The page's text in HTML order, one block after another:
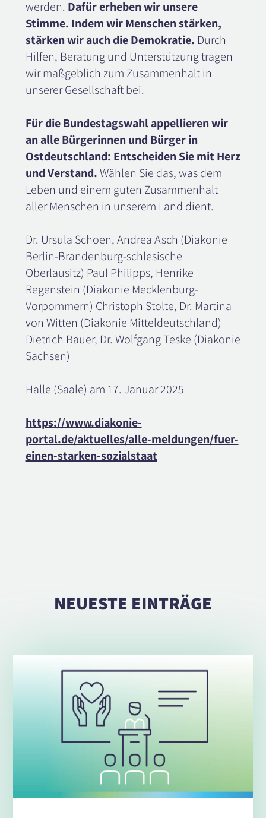
werden. Dafür erheben wir unsere
Stimme. Indem wir Menschen stärken,
stärken wir auch die Demokratie. Durch
Hilfen, Beratung und Unterstützung tragen
wir maßgeblich zum Zusammenhalt in
unserer Gesellschaft bei.
Für die Bundestagswahl appellieren wir
an alle Bürgerinnen und Bürger in
Ostdeutschland: Entscheiden Sie mit Herz
und Verstand.Wählen Sie das, was dem
Leben und einem guten Zusammenhalt
aller Menschen in unserem Land dient.
Dr. Ursula Schoen, Andrea Asch (Diakonie
Berlin-Brandenburg-schlesische
Oberlausitz) Paul Philipps, Henrike
Regenstein (Diakonie Mecklenburg-
Vorpommern) Christoph Stolte, Dr. Martina
von Witten (Diakonie Mitteldeutschland)
Dietrich Bauer, Dr. Wolfgang Teske (Diakonie
Sachsen)
Halle (Saale) am 17. Januar 2025
https://www.diakonie-
portal.de/aktuelles/alle-meldungen/fuer-
einen-starken-sozialstaat
NEUESTE EINTRÄGE